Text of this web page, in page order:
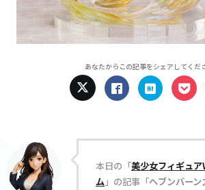
あなたからこの記事をシェアしてくだ
本日の「美少女フィギュ
ム」の記事「ヘブンバー